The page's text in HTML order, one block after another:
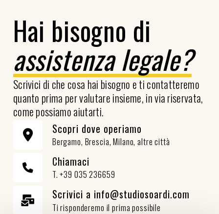
Hai bisogno di
assistenza legale?
Scrivici di che cosa hai bisogno e ti contatteremo
quanto prima per valutare insieme, in via riservata,
come possiamo aiutarti.
Scopri dove operiamo
Bergamo, Brescia, Milano, altre città
Chiamaci
T. +39 035 236659
Scrivici a info@studiosoardi.com
Ti risponderemo il prima possibile